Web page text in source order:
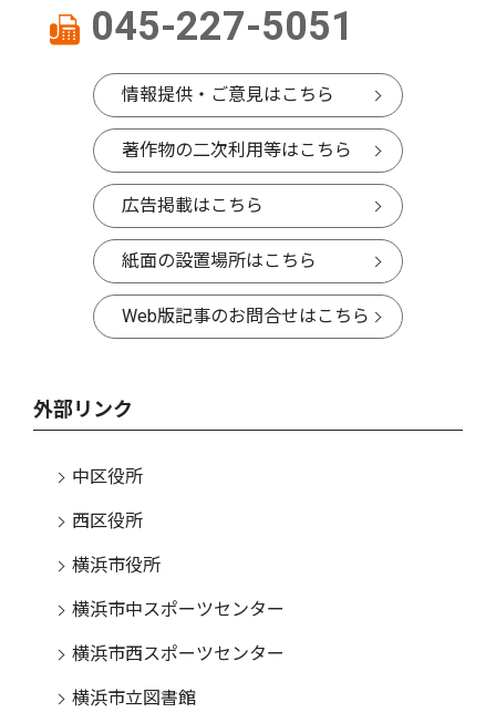
045-227-5051
情報提供・ご意見はこちら
著作物の二次利用等はこちら
広告掲載はこちら
紙面の設置場所はこちら
Web版記事のお問合せはこちら
外部リンク
中区役所
西区役所
横浜市役所
横浜市中スポーツセンター
横浜市西スポーツセンター
横浜市立図書館